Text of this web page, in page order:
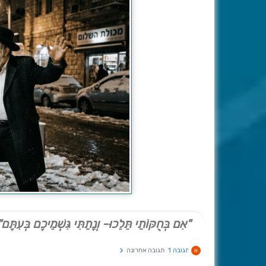
"אִם בְּחֻקּוֹתַי תֵּלֵכוּ- וְנָתַתִּי גִּשְׁמֵיכֶם
א תגובה 1 תגובה אחרונה